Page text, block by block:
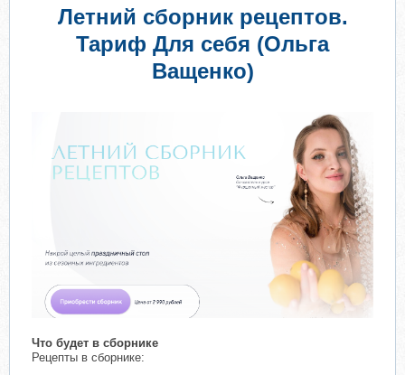
Летний сборник рецептов.
Тариф Для себя (Ольга
Ващенко)
Что будет в сборнике
Рецепты в сборнике: